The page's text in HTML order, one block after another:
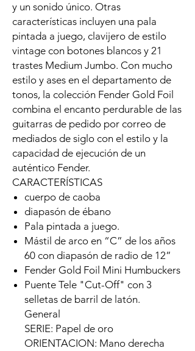
y un sonido único. Otras
características incluyen una pala
pintada a juego, clavijero de estilo
vintage con botones blancos y 21
trastes Medium Jumbo. Con mucho
estilo y ases en el departamento de
tonos, la colección Fender Gold Foil
combina el encanto perdurable de las
guitarras de pedido por correo de
mediados de siglo con el estilo y la
capacidad de ejecución de un
auténtico Fender.
CARACTERÍSTICAS
cuerpo de caoba
diapasón de ébano
Pala pintada a juego.
Mástil de arco en “C” de los años
60 con diapasón de radio de 12”
Fender Gold Foil Mini Humbuckers
Puente Tele "Cut-Off" con 3
selletas de barril de latón.
General
SERIE: Papel de oro
ORIENTACION: Mano derecha